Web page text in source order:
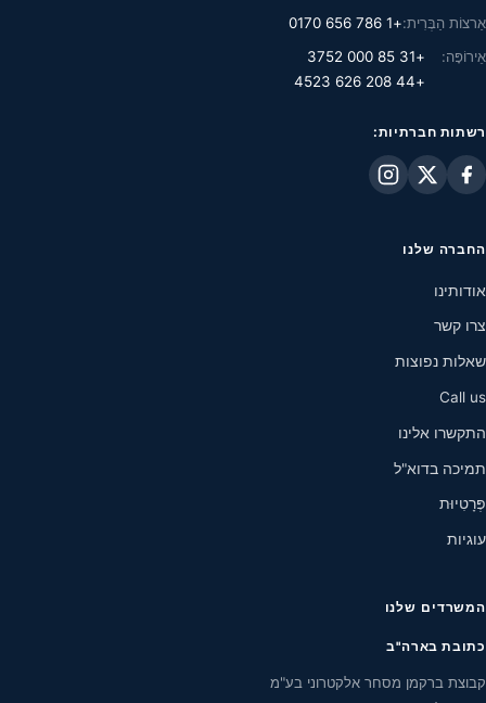
אַרצוֹת הַבְּרִית:+1 786 656 0170
אֵירוֹפָּה:
+31 85 000 3752
+44 208 626 4523
רשתות חברתיות:
החברה שלנו
אודותינו
צרו קשר
שאלות נפוצות
Call us
התקשרו אלינו
תמיכה בדוא"ל
פְּרָטִיוּת
עוגיות
המשרדים שלנו
כתובת בארה"ב
קבוצת ברקמן מסחר אלקטרוני בע"מ